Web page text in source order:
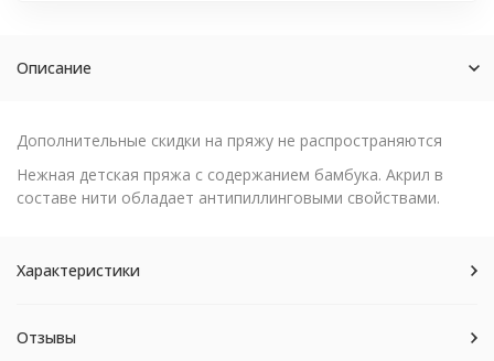
Описание
Дополнительные скидки на пряжу не распространяются
Нежная детская пряжа с содержанием бамбука. Акрил в
составе нити обладает антипиллинговыми свойствами.
Характеристики
Отзывы